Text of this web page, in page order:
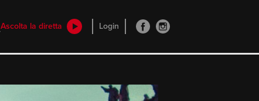
Ascolta la diretta Login